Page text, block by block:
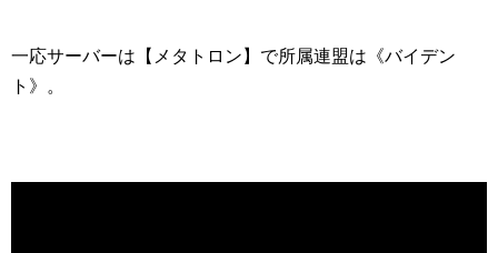
一応サーバーは【メタトロン】で所属連盟は《バイデン
ト》。